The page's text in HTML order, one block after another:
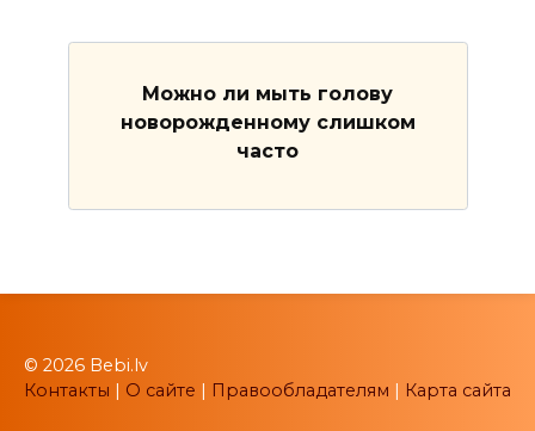
Можно ли мыть голову
новорожденному слишком
часто
© 2026 Bebi.lv
Контакты | О сайте | Правообладателям | Карта сайта